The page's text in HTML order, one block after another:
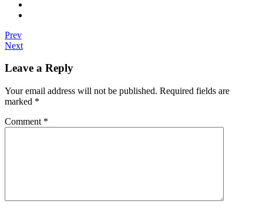
Prev
Next
Leave a Reply
Your email address will not be published. Required fields are
marked *
Comment *